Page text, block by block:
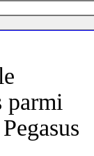
parmi